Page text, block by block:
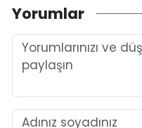
Yorumlar